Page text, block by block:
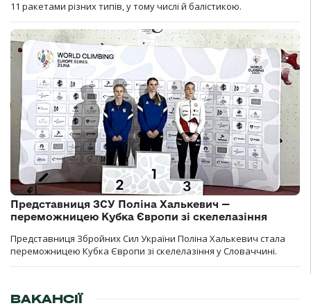
11 ракетами різних типів, у тому числі й балістикою.
Представниця ЗСУ Поліна Халькевич —
переможницею Кубка Європи зі скелелазіння
Представниця Збройних Сил України Поліна Халькевич стала
переможницею Кубка Європи зі скелелазіння у Словаччині.
ВАКАНСІЇ